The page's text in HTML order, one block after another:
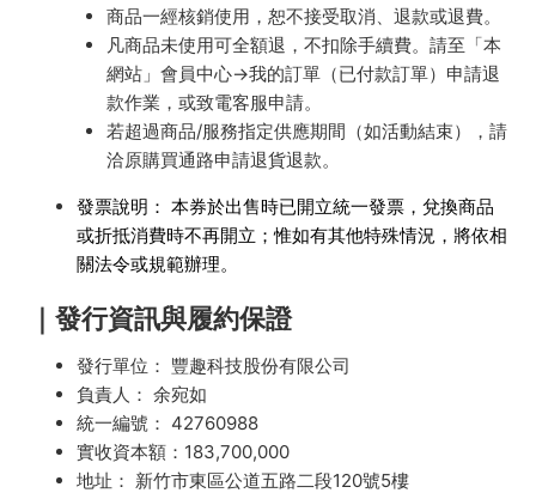
商品一經核銷使用，恕不接受取消、退款或退費。
凡商品未使用可全額退，不扣除手續費。請至「本
網站」會員中心→我的訂單（已付款訂單）申請退
款作業，或致電客服申請。
若超過商品/服務指定供應期間（如活動結束），請
洽原購買通路申請退貨退款。
發票說明： 本券於出售時已開立統一發票，兌換商品
或折抵消費時不再開立；惟如有其他特殊情況，將依相
關法令或規範辦理。
｜發行資訊與履約保證
發行單位： 豐趣科技股份有限公司
負責人： 余宛如
統一編號： 42760988
實收資本額：183,700,000
地址： 新竹市東區公道五路二段120號5樓